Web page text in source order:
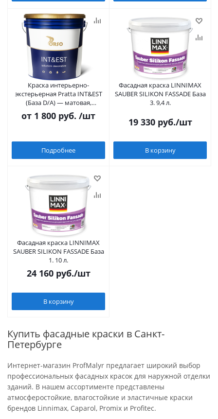
Краска интерьерно-
экстерьерная Pratta INT&EST
(База D/A) — матовая,
экстремально износостойкая,
под колеровку в темные тона
от 1 800 руб. /шт
Подробнее
Фасадная краска LINNIMAX
SAUBER SILIKON FASSADE База
3. 9,4 л.
19 330руб./шт
В корзину
Фасадная краска LINNIMAX
SAUBER SILIKON FASSADE База
1. 10 л.
24 160руб./шт
В корзину
Купить фасадные краски в Санкт-
Петербурге
Интернет-магазин ProfMalyr предлагает широкий выбор
профессиональных фасадных красок для наружной отделки
зданий. В нашем ассортименте представлены
атмосферостойкие, влагостойкие и эластичные краски
брендов Linnimax, Caparol, Promix и Profitec.